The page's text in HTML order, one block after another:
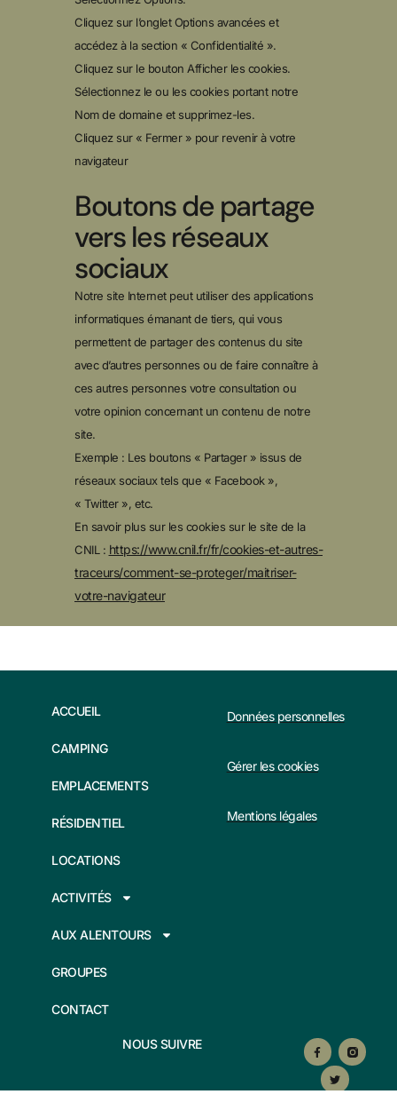
Cliquez sur l’onglet Options avancées et
accédez à la section « Confidentialité ».
Cliquez sur le bouton Afficher les cookies.
Sélectionnez le ou les cookies portant notre
Nom de domaine et supprimez-les.
Cliquez sur « Fermer » pour revenir à votre
navigateur
Boutons de partage
vers les réseaux
sociaux
Notre site Internet peut utiliser des applications
informatiques émanant de tiers, qui vous
permettent de partager des contenus du site
avec d’autres personnes ou de faire connaître à
ces autres personnes votre consultation ou
votre opinion concernant un contenu de notre
site.
Exemple : Les boutons « Partager » issus de
réseaux sociaux tels que « Facebook »,
« Twitter », etc.
En savoir plus sur les cookies sur le site de la
CNIL : https://www.cnil.fr/fr/cookies-et-autres-
traceurs/comment-se-proteger/maitriser-
votre-navigateur
ACCUEIL
CAMPING
EMPLACEMENTS
RÉSIDENTIEL
LOCATIONS
ACTIVITÉS
AUX ALENTOURS
GROUPES
CONTACT
Données personnelles
Gérer les cookies
Mentions légales
NOUS SUIVRE
F
a
c
e
b
T
w
i
t
t